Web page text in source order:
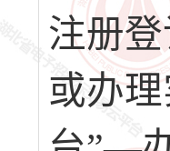
注册
或办